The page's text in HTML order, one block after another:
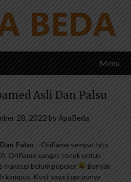
Menu
Asli Dan Palsu
28, 2022 byApaBeda
Palsu – Oriflame sempat hits
Oriflame sangat cocok untuk
makeup belum populer
Banyak
kampus. Kost saya juga punya